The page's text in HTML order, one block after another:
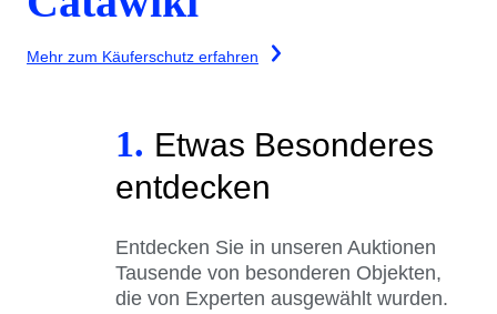
Mehr zum Käuferschutz erfahren
1. Etwas Besonderes
entdecken
Entdecken Sie in unseren Auktionen
Tausende von besonderen Objekten,
die von Experten ausgewählt wurden.